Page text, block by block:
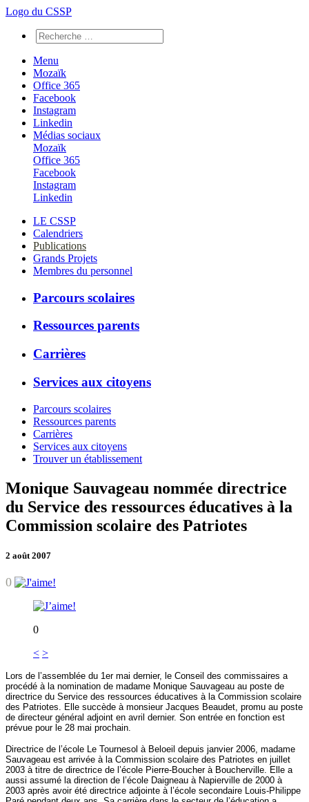
Logo du CSSP
Menu
Mozaïk
Office 365
Facebook
Instagram
Linkedin
Médias sociaux
Mozaïk
Office 365
Facebook
Instagram
Linkedin
LE CSSP
Calendriers
Publications
Grands Projets
Membres du personnel
Parcours scolaires
Ressources parents
Carrières
Services aux citoyens
Parcours scolaires
Ressources parents
Carrières
Services aux citoyens
Trouver un établissement
Monique Sauvageau nommée directrice
du Service des ressources éducatives à la
Commission scolaire des Patriotes
2 août 2007
0
0
< >
Lors de l’assemblée du 1er mai dernier, le Conseil des commissaires a
procédé à la nomination de madame Monique Sauvageau au poste de
directrice du Service des ressources éducatives à la Commission scolaire
des Patriotes. Elle succède à monsieur Jacques Beaudet, promu au poste
de directeur général adjoint en avril dernier. Son entrée en fonction est
prévue pour le 28 mai prochain.
Directrice de l’école Le Tournesol à Beloeil depuis janvier 2006, madame
Sauvageau est arrivée à la Commission scolaire des Patriotes en juillet
2003 à titre de directrice de l’école Pierre-Boucher à Boucherville. Elle a
aussi assumé la direction de l’école Daigneau à Napierville de 2000 à
2003 après avoir été directrice adjointe à l’école secondaire Louis-Philippe